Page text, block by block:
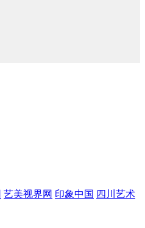
艺美视界网 印象中国 四川艺术